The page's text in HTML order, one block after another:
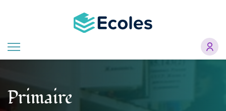
principal
Primaire